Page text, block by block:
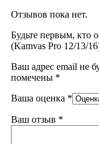
Отзывов пока нет.
Будьте первым, кто
(Kamvas Pro 12/13/
Ваш адрес email не
помечены *
Ваша оценка *
Ваш отзыв *